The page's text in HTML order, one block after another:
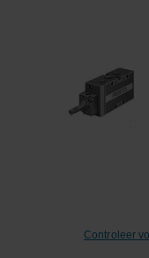
Controleer